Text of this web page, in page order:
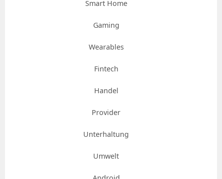
Smart Home
Gaming
Wearables
Fintech
Handel
Provider
Unterhaltung
Umwelt